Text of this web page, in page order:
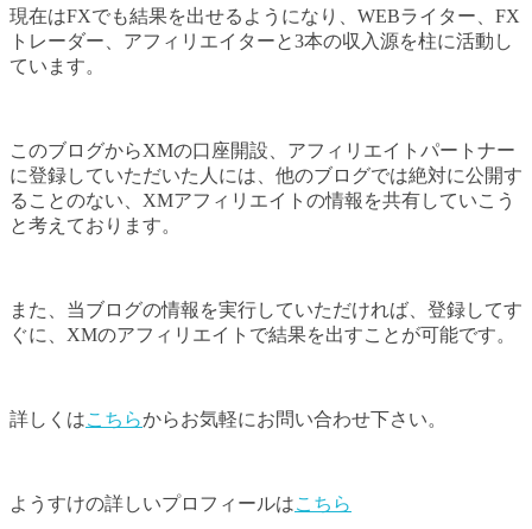
現在はFXでも結果を出せるようになり、WEBライター、FX
トレーダー、アフィリエイターと3本の収入源を柱に活動し
ています。
このブログからXMの口座開設、アフィリエイトパートナー
に登録していただいた人には、他のブログでは絶対に公開す
ることのない、XMアフィリエイトの情報を共有していこう
と考えております。
また、当ブログの情報を実行していただければ、登録してす
ぐに、XMのアフィリエイトで結果を出すことが可能です。
詳しくはこちらからお気軽にお問い合わせ下さい。
ようすけの詳しいプロフィールはこちら